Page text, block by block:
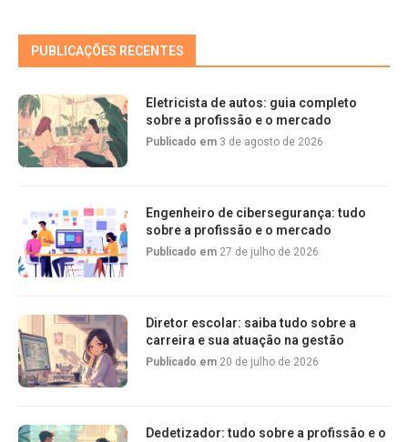
PUBLICAÇÕES RECENTES
Eletricista de autos: guia completo
sobre a profissão e o mercado
Publicado em 3 de agosto de 2026
Engenheiro de cibersegurança: tudo
sobre a profissão e o mercado
Publicado em 27 de julho de 2026
Diretor escolar: saiba tudo sobre a
carreira e sua atuação na gestão
Publicado em 20 de julho de 2026
Dedetizador: tudo sobre a profissão e o